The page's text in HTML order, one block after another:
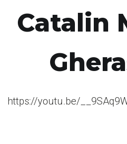
Catalin
https://youtu.be/